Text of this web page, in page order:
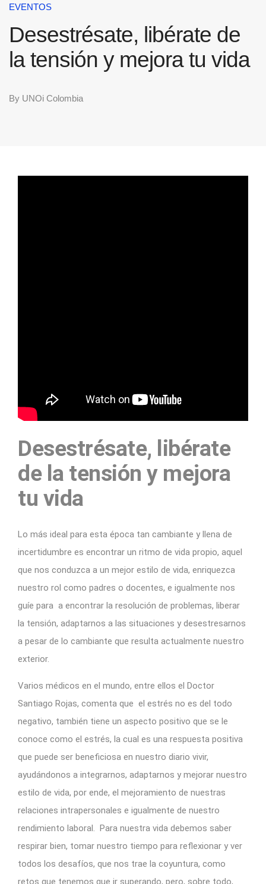
EVENTOS
Desestrésate, libérate de
la tensión y mejora tu vida
By UNOi Colombia
Desestrésate, libérate
de la tensión y mejora
tu vida
Lo más ideal para esta época tan cambiante y llena de
incertidumbre es encontrar un ritmo de vida propio, aquel
que nos conduzca a un mejor estilo de vida, enriquezca
nuestro rol como padres o docentes, e igualmente nos
guíe para a encontrar la resolución de problemas, liberar
la tensión, adaptarnos a las situaciones y desestresarnos
a pesar de lo cambiante que resulta actualmente nuestro
exterior.
Varios médicos en el mundo, entre ellos el Doctor
Santiago Rojas, comenta que el estrés no es del todo
negativo, también tiene un aspecto positivo que se le
conoce como el estrés, la cual es una respuesta positiva
que puede ser beneficiosa en nuestro diario vivir,
ayudándonos a integrarnos, adaptarnos y mejorar nuestro
estilo de vida, por ende, el mejoramiento de nuestras
relaciones intrapersonales e igualmente de nuestro
rendimiento laboral. Para nuestra vida debemos saber
respirar bien, tomar nuestro tiempo para reflexionar y ver
todos los desafíos, que nos trae la coyuntura, como
retos que tenemos que ir superando, pero, sobre todo,